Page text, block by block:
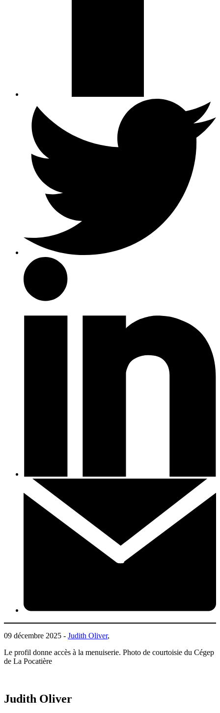
09 décembre 2025 - Judith Oliver,
Le profil donne accès à la menuiserie. Photo de courtoisie du Cégep
de La Pocatière
Judith Oliver